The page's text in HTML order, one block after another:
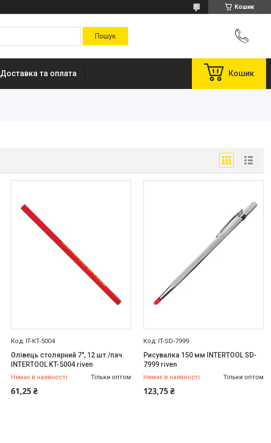
Кошик
Доставка та оплата Кошик
IT-KT-5004
Олівець столярний 7", 12 шт./пач.
INTERTOOL KT-5004 riven
Немає в наявності Тільки оптом
61,25 ₴
+380 (99) 454-50-15
IT-SD-7999
Рисувалка 150 мм INTERTOOL SD-
7999 riven
Немає в наявності Тільки оптом
123,75 ₴
+380 (99) 454-50-15